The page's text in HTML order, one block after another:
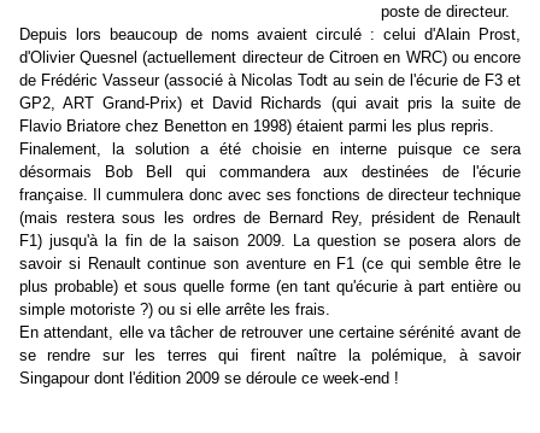
poste de directeur.
Depuis lors beaucoup de noms avaient circulé : celui d'Alain Prost,
d'Olivier Quesnel (actuellement directeur de Citroen en WRC) ou encore
de Frédéric Vasseur (associé à Nicolas Todt au sein de l'écurie de F3 et
GP2, ART Grand-Prix) et David Richards (qui avait pris la suite de
Flavio Briatore chez Benetton en 1998) étaient parmi les plus repris.
Finalement, la solution a été choisie en interne puisque ce sera
désormais Bob Bell qui commandera aux destinées de l'écurie
française. Il cummulera donc avec ses fonctions de directeur technique
(mais restera sous les ordres de Bernard Rey, président de Renault
F1) jusqu'à la fin de la saison 2009. La question se posera alors de
savoir si Renault continue son aventure en F1 (ce qui semble être le
plus probable) et sous quelle forme (en tant qu'écurie à part entière ou
simple motoriste ?) ou si elle arrête les frais.
En attendant, elle va tâcher de retrouver une certaine sérénité avant de
se rendre sur les terres qui firent naître la polémique, à savoir
Singapour dont l'édition 2009 se déroule ce week-end !